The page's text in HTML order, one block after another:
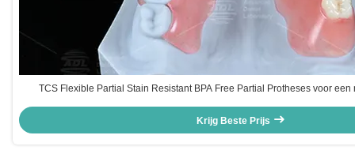
TCS Flexible Partial Stain Resistant BPA Free Partial Protheses voor
Krijg Beste Prijs